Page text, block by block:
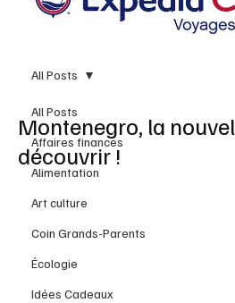
All Posts
Affaires finances
Alimentation
Art culture
Coin Grands-Parents
Écologie
Idées Cadeaux
All Posts
Montenegro, la
découvrir !